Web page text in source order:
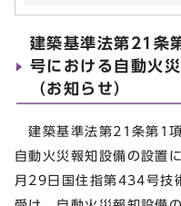
建築基準法第21条
号における自動火
（お知らせ）
建築基準法第21条第1
自動火災報知設備の設置
月29日国住指第434号技